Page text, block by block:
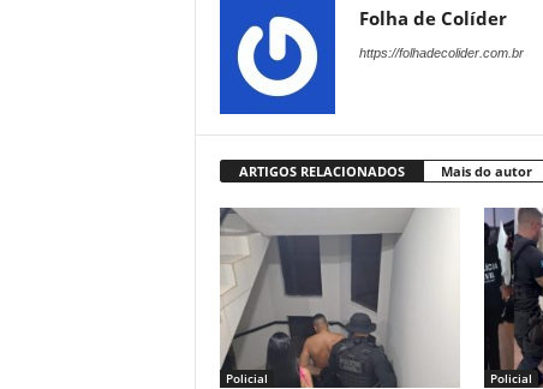
Folha de Colíder
https://folhadecolider.com.br
ARTIGOS RELACIONADOS Mais do autor
Policial Policial